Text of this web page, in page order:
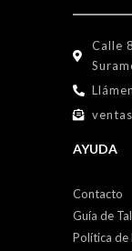
Calle
AYUDA
Contacto
Guía de
Política de